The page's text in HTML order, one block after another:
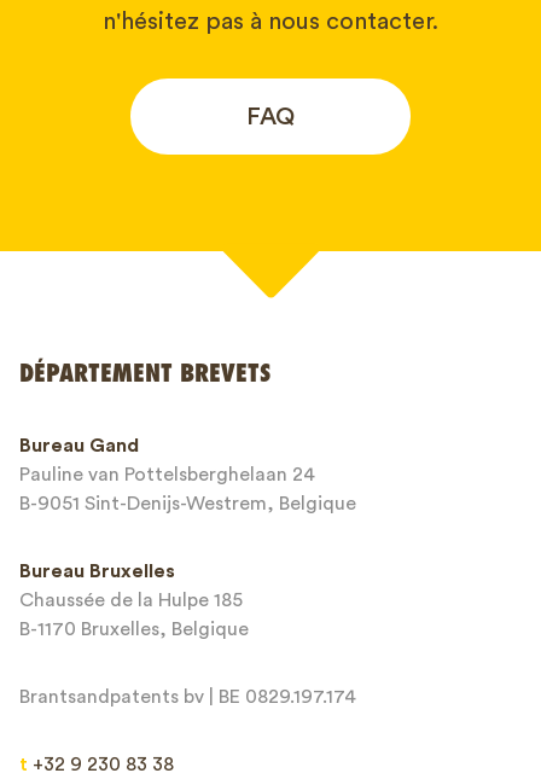
n'hésitez pas à nous contacter.
FAQ
Adresse email*
Message*
DÉPARTEMENT BREVETS
Bureau Gand
Pauline van Pottelsberghelaan 24
B-9051 Sint-Denijs-Westrem, Belgique
Bureau Bruxelles
Chaussée de la Hulpe 185
B-1170 Bruxelles, Belgique
Brantsandpatents bv | BE 0829.197.174
t +32 9 230 83 38